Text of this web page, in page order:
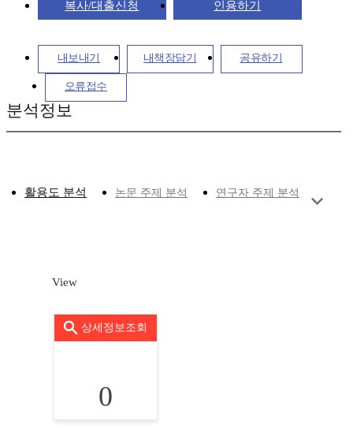
복사/대출신청 인용하기
내보내기 내책장담기 공유하기
오류접수
분석정보
활용도 분석 논문 주제 분석 연구자 주제 분석
View
상세정보조회
0